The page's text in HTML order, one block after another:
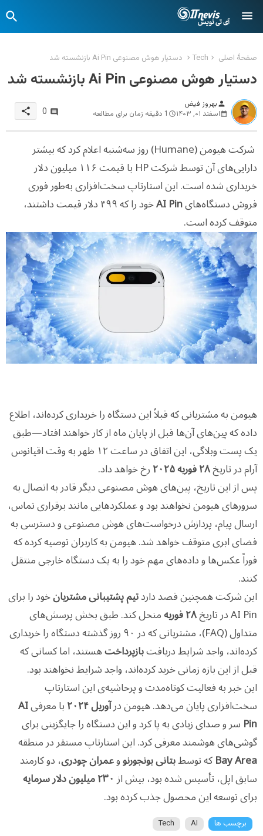
صفحهٔ اصلی Tech دستیار هوش مصنوعی Ai Pin بازنشسته شد
دستیار هوش مصنوعی Ai Pin بازنشسته شد
person بهروز فیض
اسفند ۰۱, ۱۴۰۳
1 دقیقه زمان برای مطالعه 0
share
شرکت هیومن (Humane) روز سه‌شنبه اعلام کرد که بیشتر
دارایی‌های آن توسط شرکت HP با قیمت ۱۱۶ میلیون دلار
خریداری شده است. این استارتاپ سخت‌افزاری به‌طور فوری
فروش دستگاه‌هایAI Pin
خود را که ۴۹۹ دلار قیمت داشتند،
متوقف کرده است.
هیومن به مشتریانی که قبلاً این دستگاه را خریداری کرده‌اند، اطلاع
داده که پین‌های آن‌ها قبل از پایان ماه از کار خواهند افتاد—طبق
یک پست وبلاگی، این اتفاق در ساعت ۱۲ ظهر به وقت اقیانوس
آرام در تاریخ۲۸ فوریه ۲۰۲۵
رخ خواهد داد.
پس از این تاریخ، پین‌های هوش مصنوعی دیگر قادر به اتصال به
سرورهای هیومن نخواهند بود و عملکردهایی مانند برقراری تماس،
ارسال پیام، پردازش درخواست‌های هوش مصنوعی و دسترسی به
فضای ابری متوقف خواهد شد. هیومن به کاربران توصیه کرده که
فوراً عکس‌ها و داده‌های مهم خود را به یک دستگاه خارجی منتقل
کنند.
این شرکت همچنین قصد داردتیم پشتیبانی مشتریانخود را برای
AI Pin در تاریخ
۲۸ فوریه
منحل کند. طبق بخش پرسش‌های
متداول (FAQ)، مشتریانی که در ۹۰ روز گذشته دستگاه را خریداری
کرده‌اند، واجد شرایط دریافتبازپرداختهستند، اما کسانی که
قبل از این بازه زمانی خرید کرده‌اند، واجد شرایط نخواهند بود.
این خبر به فعالیت کوتاه‌مدت و پرحاشیه‌ی این استارتاپ
سخت‌افزاری پایان می‌دهد. هیومن درآوریل ۲۰۲۴ با معرفیAI
Pinسر و صدای زیادی به پا کرد و این دستگاه را جایگزینی برای
گوشی‌های هوشمند معرفی کرد. این استارتاپ مستقر در منطقه
Bay Areaکه توسطبتانی بونجورنووعمران چودری، دو کارمند
سابق اپل، تأسیس شده بود، بیش از۲۳۰ میلیون دلار سرمایه
برای توسعه این محصول جذب کرده بود.
برچسب ها AI
Tech